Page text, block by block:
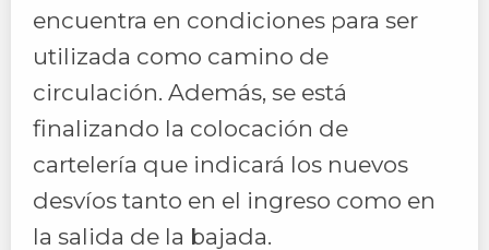
encuentra en condiciones para ser
utilizada como camino de
circulación. Además, se está
finalizando la colocación de
cartelería que indicará los nuevos
desvíos tanto en el ingreso como en
la salida de la bajada.